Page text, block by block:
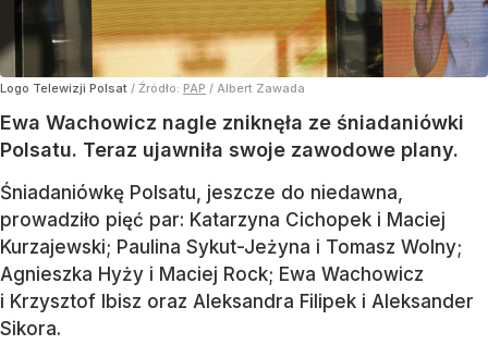
Logo Telewizji Polsat / Źródło: PAP / Albert Zawada
Ewa Wachowicz nagle zniknęła ze śniadaniówki
Polsatu. Teraz ujawniła swoje zawodowe plany.
Śniadaniówkę Polsatu, jeszcze do niedawna,
prowadziło pięć par: Katarzyna Cichopek i Maciej
Kurzajewski; Paulina Sykut-Jeżyna i Tomasz Wolny;
Agnieszka Hyży i Maciej Rock; Ewa Wachowicz
i Krzysztof Ibisz oraz Aleksandra Filipek i Aleksander
Sikora.